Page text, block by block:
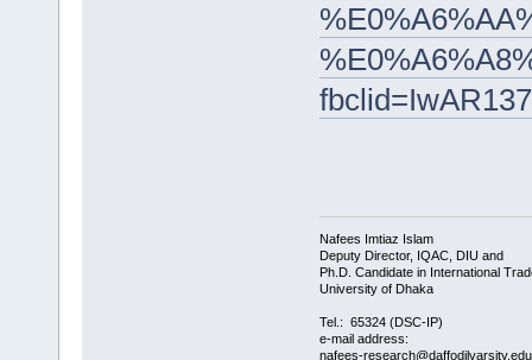
Nafees Imtiaz Islam
Deputy Director, IQAC, DIU and
Ph.D. Candidate in International
University of Dhaka
Tel.: 65324 (DSC-IP)
e-mail address:
nafees-